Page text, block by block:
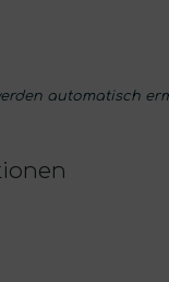
automatisch